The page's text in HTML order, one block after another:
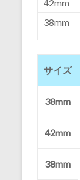
42mm
38mm
サイズ
38mm
42mm
38mm